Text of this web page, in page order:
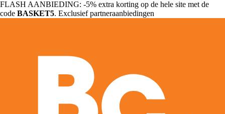
FLASH AANBIEDING: -5% extra korting op de hele site met de
code BASKET5. Exclusief partneraanbiedingen